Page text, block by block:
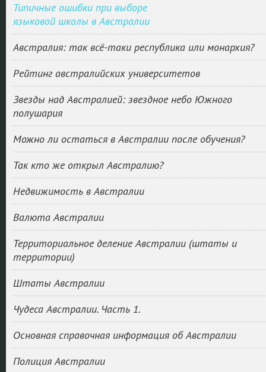
Типичные ошибки при выборе
языковой школы в Австралии
Австралия: так всё-таки республика или монархия?
Рейтинг австралийских университетов
Звезды над Австралией: звездное небо Южного
полушария
Можно ли остаться в Австралии после обучения?
Так кто же открыл Австралию?
Недвижимость в Австралии
Валюта Австралии
Территориальное деление Австралии (штаты и
территории)
Штаты Австралии
Чудеса Австралии. Часть 1.
Основная справочная информация об Австралии
Полиция Австралии